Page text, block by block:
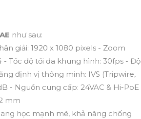
như sau:
giải: 1920 x 1080 pixels - Zoom
- Tốc độ tối đa khung hình: 30fps - Độ
định vị thông minh: IVS (Tripwire,
- Nguồn cung cấp: 24VAC & Hi-PoE
mm
học mạnh mẽ, khả năng chống